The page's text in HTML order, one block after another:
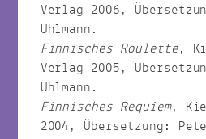
Verlag 2006,
Uhlmann.
Finnisches Roulette,
Verlag 2005,
Uhlmann.
Finnisches Requiem,
2004, Übersetzung: